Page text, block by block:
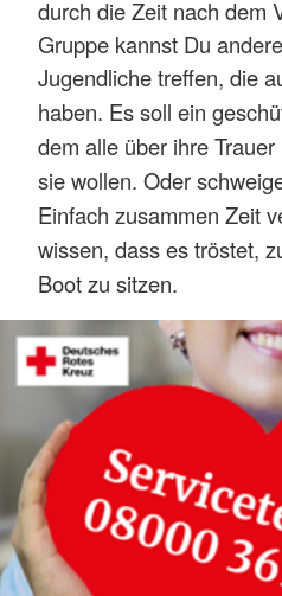
durch die Zeit nach dem
Gruppe kannst Du
Jugendlichetreffen, die
haben. Es soll ein
dem alle über ihre
sie wollen. Oder
Einfach zusammen Zeit
wissen, dass es tröstet,
Boot zu sitzen.